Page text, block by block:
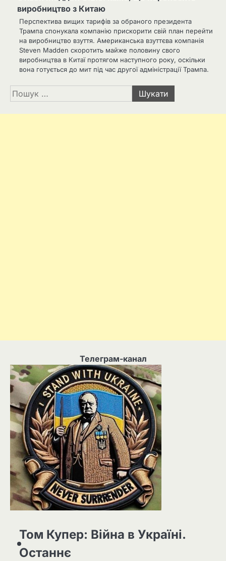
виробництво з Китаю
Перспектива вищих тарифів за обраного президента
Трампа спонукала компанію прискорити свій план перейти
на виробництво взуття. Американська взуттєва компанія
Steven Madden скоротить майже половину свого
виробництва в Китаї протягом наступного року, оскільки
вона готується до мит під час другої адміністрації Трампа.
Пошук:
Телеграм-канал
Том Купер: Війна в Україні.
Останнє